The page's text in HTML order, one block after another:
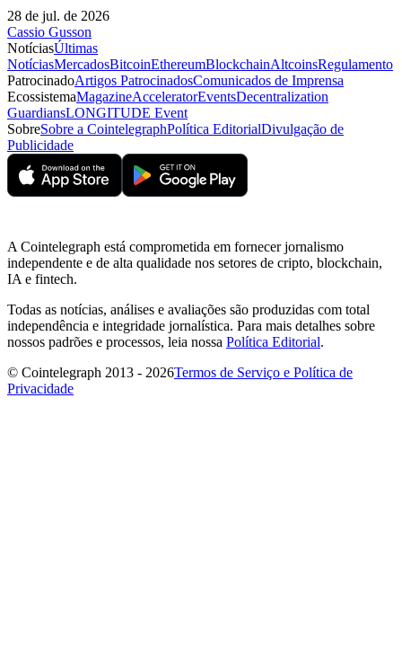
28 de jul. de 2026
Cassio Gusson
NotíciasÚltimas
NotíciasMercadosBitcoinEthereumBlockchainAltcoinsRegulamento
PatrocinadoArtigos PatrocinadosComunicados de Imprensa
EcossistemaMagazineAcceleratorEventsDecentralization
GuardiansLONGITUDE Event
SobreSobre a CointelegraphPolítica EditorialDivulgação de
Publicidade
A Cointelegraph está comprometida em fornecer jornalismo
independente e de alta qualidade nos setores de cripto, blockchain,
IA e fintech.
Todas as notícias, análises e avaliações são produzidas com total
independência e integridade jornalística. Para mais detalhes sobre
nossos padrões e processos, leia nossa Política Editorial.
© Cointelegraph 2013 - 2026Termos de Serviço e Política de
Privacidade